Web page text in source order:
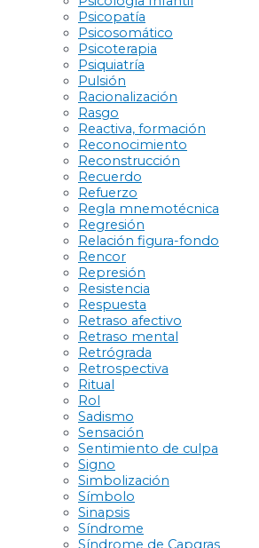
Psicopatía
Psicosomático
Psicoterapia
Psiquiatría
Pulsión
Racionalización
Rasgo
Reactiva, formación
Reconocimiento
Reconstrucción
Recuerdo
Refuerzo
Regla mnemotécnica
Regresión
Relación figura-fondo
Rencor
Represión
Resistencia
Respuesta
Retraso afectivo
Retraso mental
Retrógrada
Retrospectiva
Ritual
Rol
Sadismo
Sensación
Sentimiento de culpa
Signo
Simbolización
Símbolo
Sinapsis
Síndrome
Síndrome de Capgras